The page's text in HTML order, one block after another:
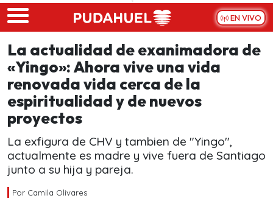
Skip to main content
EN VIVO
La actualidad de exanimadora de
«Yingo»: Ahora vive una vida
renovada vida cerca de la
espiritualidad y de nuevos
proyectos
La exfigura de CHV y tambien de "Yingo",
actualmente es madre y vive fuera de Santiago
junto a su hija y pareja.
Por Camila Olivares